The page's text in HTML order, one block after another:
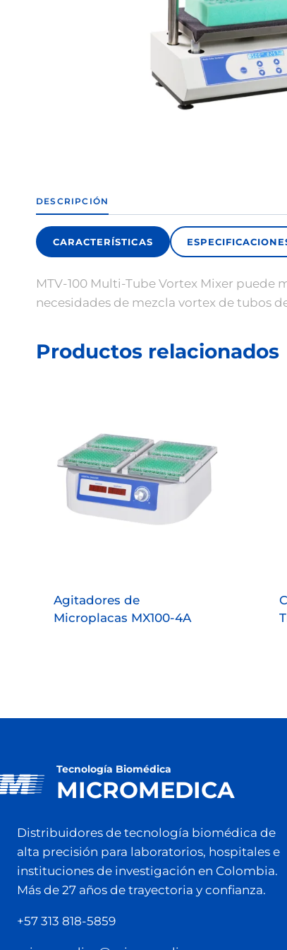
DESCRIPCIÓN
CARACTERÍSTICAS
MTV-100 Multi-Tube Vortex Mixer puede
necesidades de mezcla vortex de tubos
Productos relacionados
Agitadores de
Microplacas MX100-4A
Tecnología Biomédica
MICROMEDICA
Distribuidores de tecnología biomédica de
alta precisión para laboratorios, hospitales e
instituciones de investigación en Colombia.
Más de 27 años de trayectoria y confianza.
+57 313 818-5859